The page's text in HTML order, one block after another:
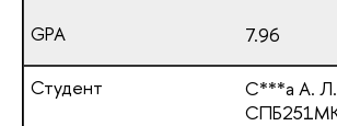
7.96
С***а А. Л.